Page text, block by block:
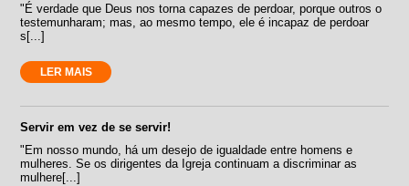
"É verdade que Deus nos torna capazes de perdoar, porque outros o
testemunharam; mas, ao mesmo tempo, ele é incapaz de perdoar
s[...]
LER MAIS
Servir em vez de se servir!
"Em nosso mundo, há um desejo de igualdade entre homens e
mulheres. Se os dirigentes da Igreja continuam a discriminar as
mulhere[...]